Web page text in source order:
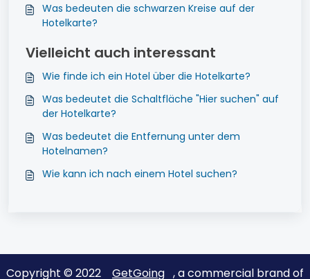
Was bedeuten die schwarzen Kreise auf der
Hotelkarte?
Vielleicht auch interessant
Wie finde ich ein Hotel über die Hotelkarte?
Was bedeutet die Schaltfläche "Hier suchen" auf
der Hotelkarte?
Was bedeutet die Entfernung unter dem
Hotelnamen?
Wie kann ich nach einem Hotel suchen?
Copyright © 2022 GetGoing , a commercial brand of